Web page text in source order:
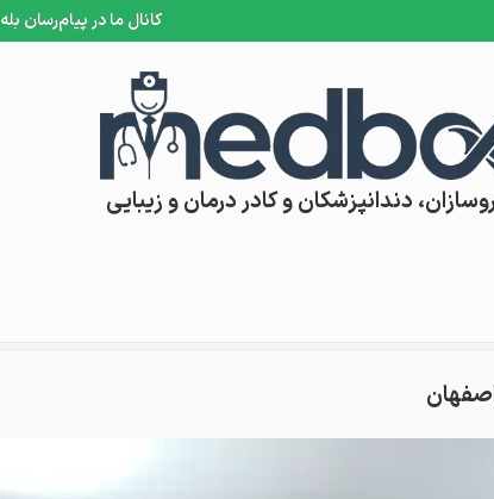
کانال ما در پیام‌رسان بله
دندانپزشکان و کادر درمان و زیبایی